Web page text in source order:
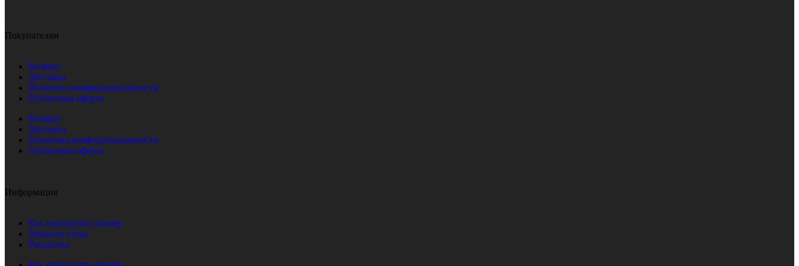
Покупателям
Возврат
Доставка
Политика конфиденциальности
Публичная оферта
Возврат
Доставка
Политика конфиденциальности
Публичная оферта
Информация
Как определить размер
Правила ухода
Рассрочка